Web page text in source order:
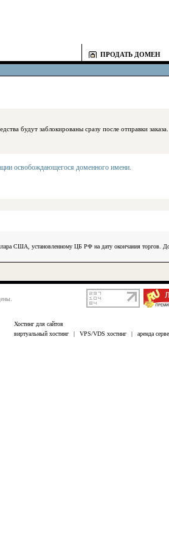
ПРОДАТЬ ДОМЕН
сразу после отправки заказа. После блокировки средств отказаться
освобождающегося доменного имени.
США, установленному ЦБ РФ на дату окончания
Хостинг для сайтов
виртуальный хостинг
| VPS/VDS хостинг | аренда